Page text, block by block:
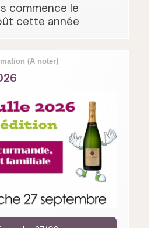
commence le
cette année
(A noter)